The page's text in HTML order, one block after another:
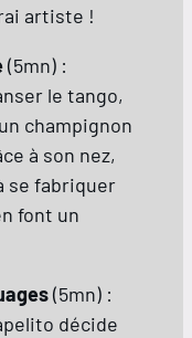
artiste !
(5mn) :
le tango,
champignon
à son nez,
se fabriquer
font un
(5mn) :
décide